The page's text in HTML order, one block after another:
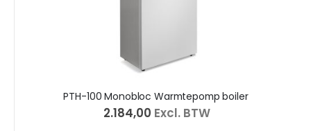
PTH-100 Monobloc Warmtepomp boiler
€ 2.184,00 Excl. BTW